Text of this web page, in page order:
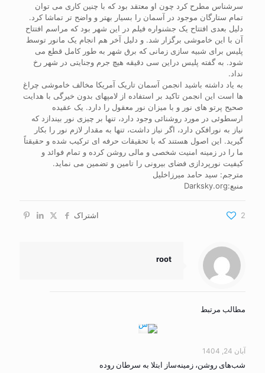
سرشناس مطرح کرد چون او معتقد بود که با چنین کاری می توان
تمام ستارگان موجود در آسمان را بسیار بهتر و واضح تر تماشا کرد.
دلیل بعدی افتتاح یک جشنواره فیلم در این شهر بود که مراسم افتتاح
آن با این خاموشی برگزار شد. و دلیل آخر هم انجام یک مانور توسط
پلیس برای شبیه سازی زمانی که برق شهر به طور کامل قطع می
شود. به گفته پلیس دراین سی دقیقه هیچ جرم وجنایتی در شهر رخ
نداد.
به یاد داشته باشید انجمن آسمان تاریک آمریکا مخالف خاموشی چراغ
ها است این انجمن تاکید بر استفاده از لامپهای بدون خیرگی با هدایت
صحیح پرتو های نور و با میزان نور معقول را دارد. یک عقیده
ارسطوئی در مورد روشنائی وجود دارد، تنها بر چیزی نور بیندازد که
نیاز به نورافکن دارد، اگر نیاز داشت، تنها به مقدار لازم نور را بکار
گیرید. این اصول هستند که با تحقیقات حرفه ای ترکیب شده و حقیقتاً
ما را در زمینه امنیت شخصی و مالی روشن کرده و تمام فوائد و
کیفیت نورپردازی فضای بیرونی را تامین و تضمین می نماید.
مترجم: سید حامد میرزاخلیل
منبع:Darksky.org
اشتراک 2
root
مطالب مرتبط
آبان 24, 1404
شب‌های روشن، زمینه‌ساز ابتلا به سرطان روده